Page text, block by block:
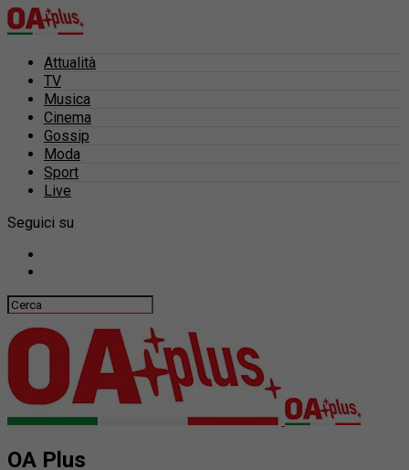
Attualità
TV
Musica
Cinema
Gossip
Moda
Sport
Live
Seguici su
OA Plus